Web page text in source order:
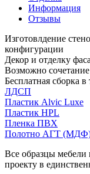
Информация
Отзывы
Изготовлдение
конфигурации
Декор и отделку
Возможно
Бесплатная сборка
ЛДСП
Пластик Alvic Luxe
Пластик HPL
Пленка ПВХ
Полотно АГТ
Все образцы
проекту в